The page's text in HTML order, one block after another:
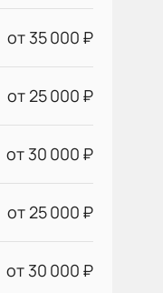
от 35 000 ₽
от 25 000 ₽
от 30 000 ₽
от 25 000 ₽
от 30 000 ₽